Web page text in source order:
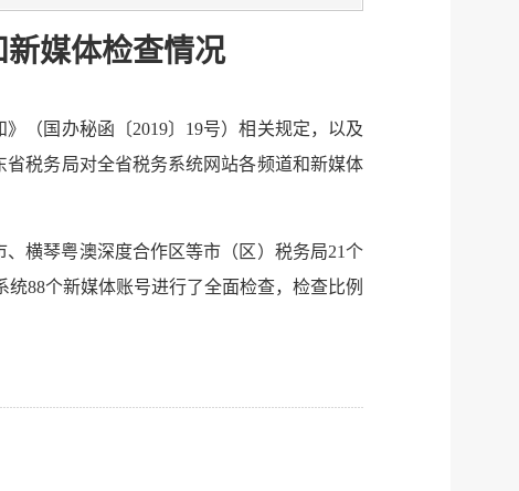
新媒体检查情况
（国办秘函〔2019〕19号）相关规定，以及
税务局对全省税务系统网站各频道和新媒体
横琴粤澳深度合作区等市（区）税务局21个
88个新媒体账号进行了全面检查，检查比例